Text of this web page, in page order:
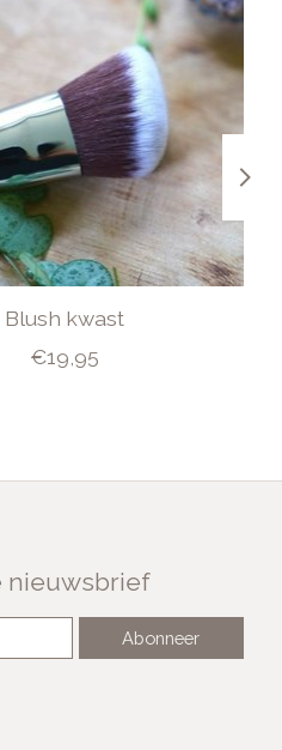
Blush kwast
€19,95
nieuwsbrief
Abonneer